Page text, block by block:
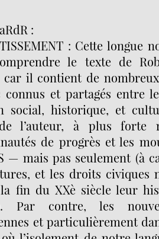
:
: Cette longue
le texte de
car il contient de
connus et partagés entre
social, historique, et
l’auteur, à plus forte
de progrès et les
— mais pas seulement (à
et les droits civiques
fin du XXè siècle leur
Par contre, les
et particulièrement